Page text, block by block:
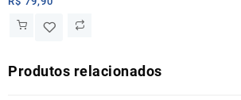
Produtos relacionados